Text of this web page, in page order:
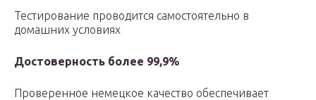
Тестирование проводится самостоятельно в
домашних условиях
Достоверность более 99,9%
Проверенное немецкое качество обеспечивает